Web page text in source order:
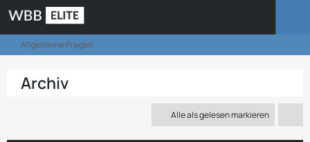
Allgemeine Fragen
Archiv
Alle als gelesen markieren